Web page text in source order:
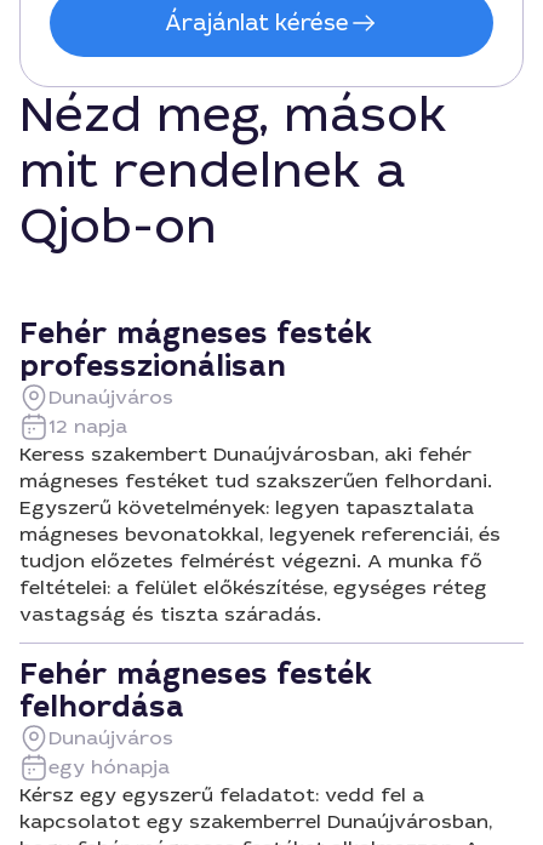
Árajánlat kérése
Nézd meg, mások
mit rendelnek a
Qjob-on
Fehér mágneses festék
professzionálisan
Dunaújváros
12 napja
Keress szakembert Dunaújvárosban, aki fehér
mágneses festéket tud szakszerűen felhordani.
Egyszerű követelmények: legyen tapasztalata
mágneses bevonatokkal, legyenek referenciái, és
tudjon előzetes felmérést végezni. A munka fő
feltételei: a felület előkészítése, egységes réteg
vastagság és tiszta száradás.
Fehér mágneses festék
felhordása
Dunaújváros
egy hónapja
Kérsz egy egyszerű feladatot: vedd fel a
kapcsolatot egy szakemberrel Dunaújvárosban,